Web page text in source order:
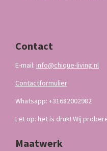
Contact
E-mail: info@chique-living.nl
Contactformulier
Whatsapp: +31682002982
Let op: het is druk! Wij
Maatwerk